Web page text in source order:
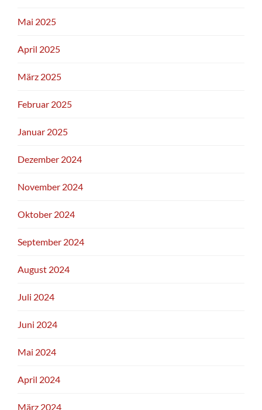
Mai 2025
April 2025
März 2025
Februar 2025
Januar 2025
Dezember 2024
November 2024
Oktober 2024
September 2024
August 2024
Juli 2024
Juni 2024
Mai 2024
April 2024
März 2024